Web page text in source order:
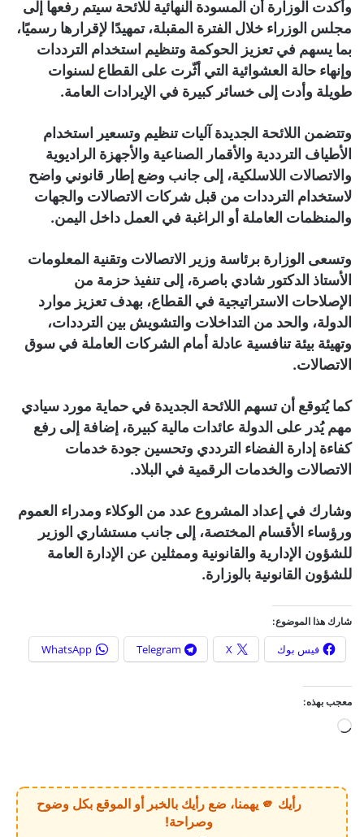
وأكدت الوزارة أن المسودة النهائية للائحة سيتم رفعها إلى
مجلس الوزراء خلال الفترة المقبلة، تمهيدًا لإقرارها رسميًا،
بما يسهم في تعزيز الحوكمة وتنظيم استخدام الترددات
وإنهاء حالة العشوائية التي أثّرت على القطاع لسنوات
طويلة وأدت إلى خسائر كبيرة في الإيرادات العامة.
وتتضمن اللائحة الجديدة آليات تنظيم وتسعير استخدام
الأطياف الترددية والأقمار الصناعية والأجهزة الراديوية
والاتصالات اللاسلكية، إلى جانب وضع إطار قانوني واضح
لاستخدام الترددات من قبل شركات الاتصالات والجهات
والمنظمات العاملة أو الراغبة في العمل داخل اليمن.
وتسعى الوزارة برئاسة وزير الاتصالات وتقنية المعلومات
الأستاذ الدكتور شادي باصرة، إلى تنفيذ حزمة من
الإصلاحات الاستراتيجية في القطاع، بهدف تعزيز موارد
الدولة، والحد من التداخلات والتشويش بين الترددات،
وتهيئة بيئة تنافسية عادلة أمام الشركات العاملة في سوق
الاتصالات.
كما يُتوقع أن تسهم اللائحة الجديدة في حماية مورد سيادي
مهم يُدر على الدولة عائدات مالية كبيرة، إضافة إلى رفع
كفاءة إدارة الفضاء الترددي وتحسين جودة خدمات
الاتصالات والخدمات الرقمية في البلاد.
وشارك في إعداد المشروع عدد من الوكلاء ومدراء العموم
ورؤساء الأقسام المختصة، إلى جانب مستشاري الوزير
للشؤون الإدارية والقانونية وممثلين عن الإدارة العامة
للشؤون القانونية بالوزارة.
شارك هذا الموضوع:
فيس بوك X
Telegram
WhatsApp
معجب بهذه:
ي
رأيك 🫵 يهمنا، ضع رأيك بالخبر أو الموقع بكل وضوح
وصراحة!